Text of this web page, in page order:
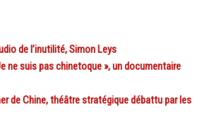
de l’inutilité, Simon Leys
ne suis pas chinetoque », un documentaire
de Chine, théâtre stratégique débattu par les